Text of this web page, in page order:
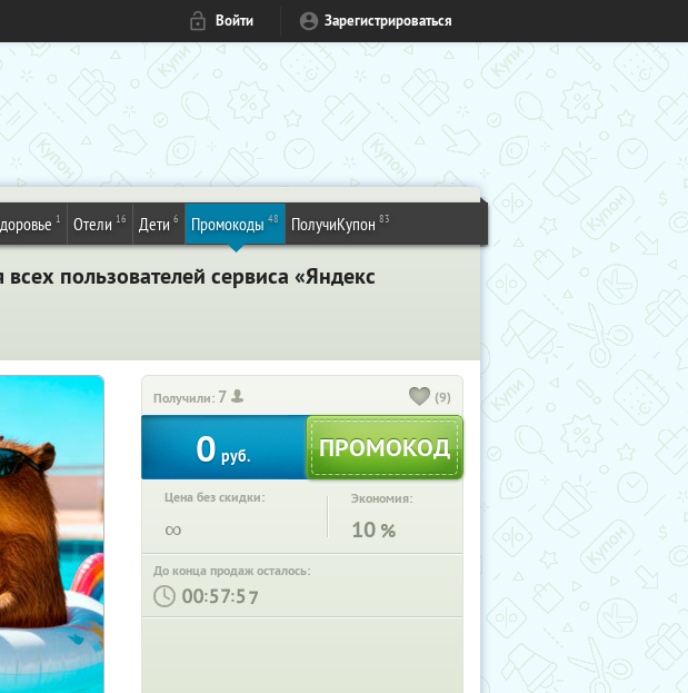
Войти Зарегистрироваться
1 Отели 16 Дети 6 Промокоды 48 ПолучиКупон 83
пользователей сервиса «Яндекс
Получили: 7 (9)
0 руб.
Цена без скидки:
∞
Экономия:
10 %
До конца продаж осталось:
: :